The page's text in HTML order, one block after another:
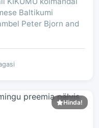
Baltikumi
Peter Bjorn and
Hinda!